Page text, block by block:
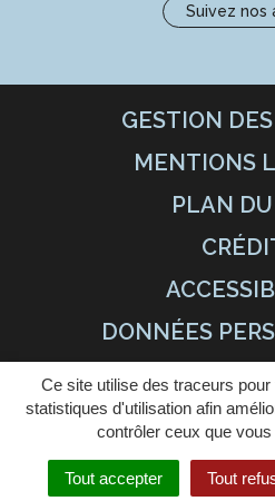
Ce site utilise des traceurs
statistiques d'utilisation afin
contrôler ceux que
Tout accepter Tout
Suivez nos
GESTION
MENTIONS
PLAN
DONNÉES